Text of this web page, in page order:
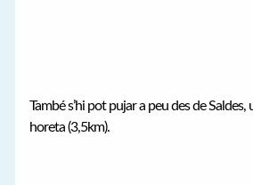
També s’hi pot pujar a peu des de Saldes,
horeta (3,5km).